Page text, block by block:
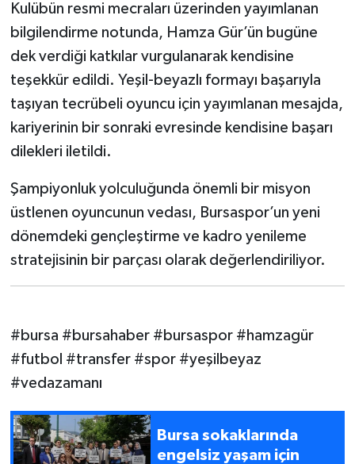
Kulübün resmi mecraları üzerinden yayımlanan
bilgilendirme notunda, Hamza Gür’ün bugüne
dek verdiği katkılar vurgulanarak kendisine
teşekkür edildi. Yeşil-beyazlı formayı başarıyla
taşıyan tecrübeli oyuncu için yayımlanan mesajda,
kariyerinin bir sonraki evresinde kendisine başarı
dilekleri iletildi.
Şampiyonluk yolculuğunda önemli bir misyon
üstlenen oyuncunun vedası, Bursaspor’un yeni
dönemdeki gençleştirme ve kadro yenileme
stratejisinin bir parçası olarak değerlendiriliyor.
#bursa #bursahaber #bursaspor #hamzagür
#futbol #transfer #spor #yeşilbeyaz
#vedazamanı
Bursa sokaklarında
engelsiz yaşam için